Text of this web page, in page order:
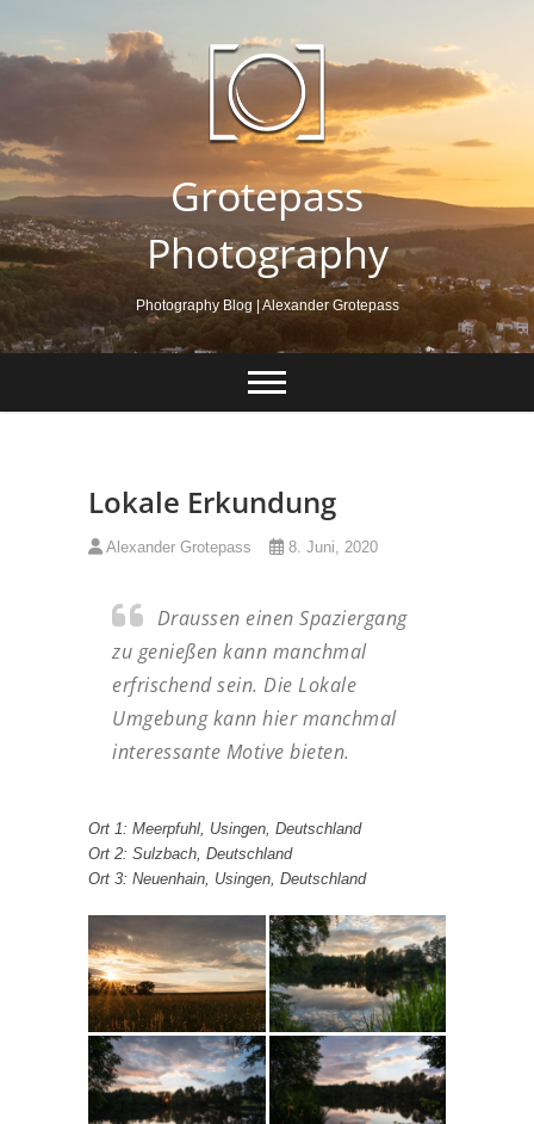
content
Grotepass
Photography
Photography Blog | Alexander Grotepass
Lokale Erkundung
Alexander Grotepass 8. Juni, 2020
Draussen einen Spaziergang
zu genießen kann manchmal
erfrischend sein. Die Lokale
Umgebung kann hier manchmal
interessante Motive bieten.
Ort 1: Meerpfuhl, Usingen, Deutschland
Ort 2: Sulzbach, Deutschland
Ort 3: Neuenhain, Usingen, Deutschland